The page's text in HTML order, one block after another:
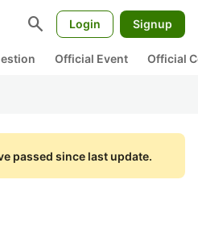
search Login Signup
Official Event Official
passed since last update.